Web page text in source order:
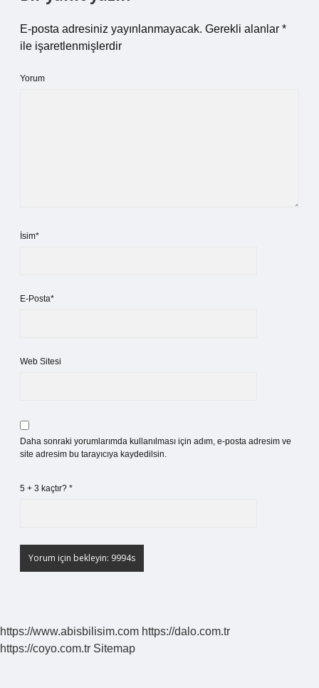
E-posta adresiniz yayınlanmayacak. Gerekli alanlar *
ile işaretlenmişlerdir
Yorum
İsim*
E-Posta*
Web Sitesi
Daha sonraki yorumlarımda kullanılması için adım, e-posta adresim ve
site adresim bu tarayıcıya kaydedilsin.
5 + 3 kaçtır? *
https://www.abisbilisim.com https://dalo.com.tr
https://coyo.com.tr Sitemap